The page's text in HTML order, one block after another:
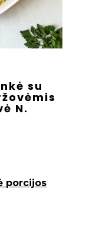
su
N.
porcijos